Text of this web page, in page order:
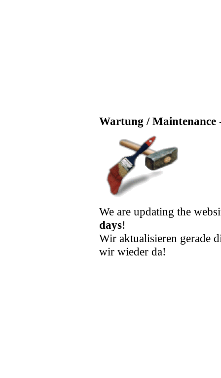
Wartung / Maintenance
We are updating the
days!
Wir aktualisieren gerade
wir wieder da!